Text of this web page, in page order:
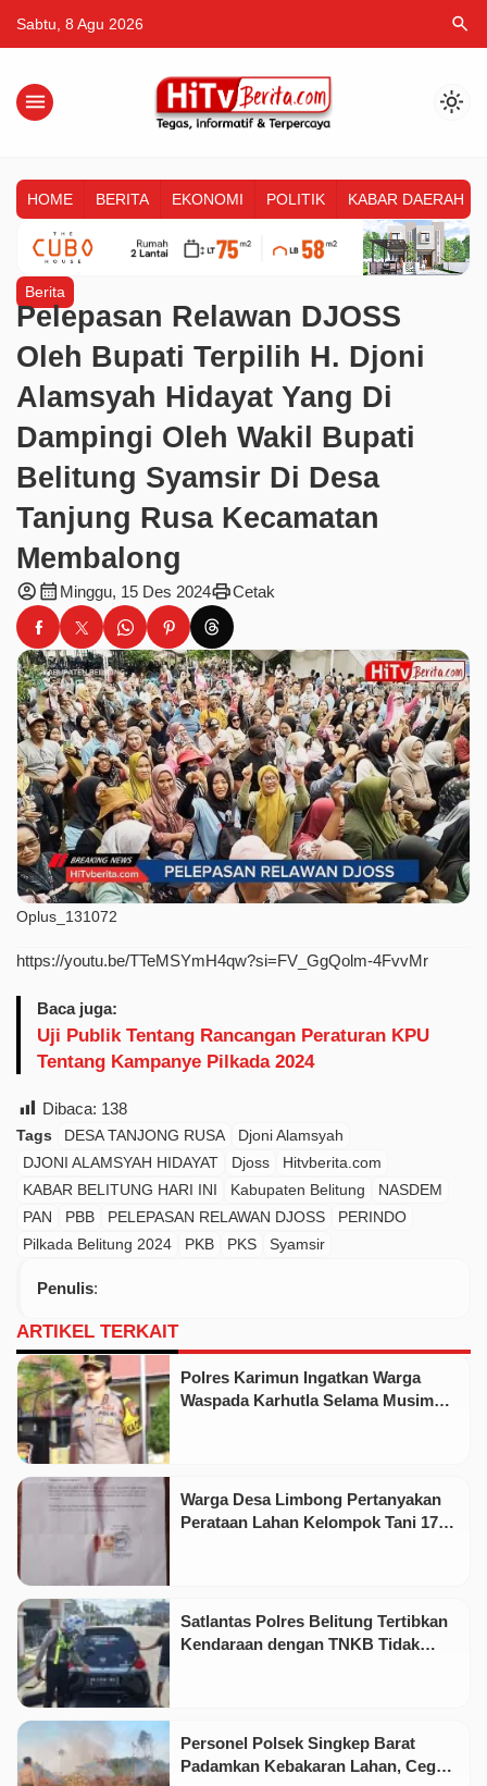
Sabtu, 8 Agu 2026 search
menu light_mode
HOME BERITA EKONOMI POLITIK KABAR DAERAH
Berita
Pelepasan Relawan DJOSS
Oleh Bupati Terpilih H. Djoni
Alamsyah Hidayat Yang Di
Dampingi Oleh Wakil Bupati
Belitung Syamsir Di Desa
Tanjung Rusa Kecamatan
Membalong
account_circlecalendar_month Minggu, 15 Des 2024printCetak
Oplus_131072
https://youtu.be/TTeMSYmH4qw?si=FV_GgQolm-4FvvMr
Baca juga:
Uji Publik Tentang Rancangan Peraturan KPU
Tentang Kampanye Pilkada 2024
Dibaca: 138
Tags DESA TANJONG RUSA
Djoni Alamsyah
DJONI ALAMSYAH HIDAYAT
Djoss
Hitvberita.com
KABAR BELITUNG HARI INI
Kabupaten Belitung
NASDEM
PAN
PBB PELEPASAN RELAWAN DJOSS
PERINDO
Pilkada Belitung 2024
PKB PKS Syamsir
Penulis:
ARTIKEL TERKAIT
Polres Karimun Ingatkan Warga
Waspada Karhutla Selama Musim
Warga Desa Limbong Pertanyakan
Perataan Lahan Kelompok Tani 17
Satlantas Polres Belitung Tertibkan
Kendaraan dengan TNKB Tidak
Personel Polsek Singkep Barat
Padamkan Kebakaran Lahan, Cegah